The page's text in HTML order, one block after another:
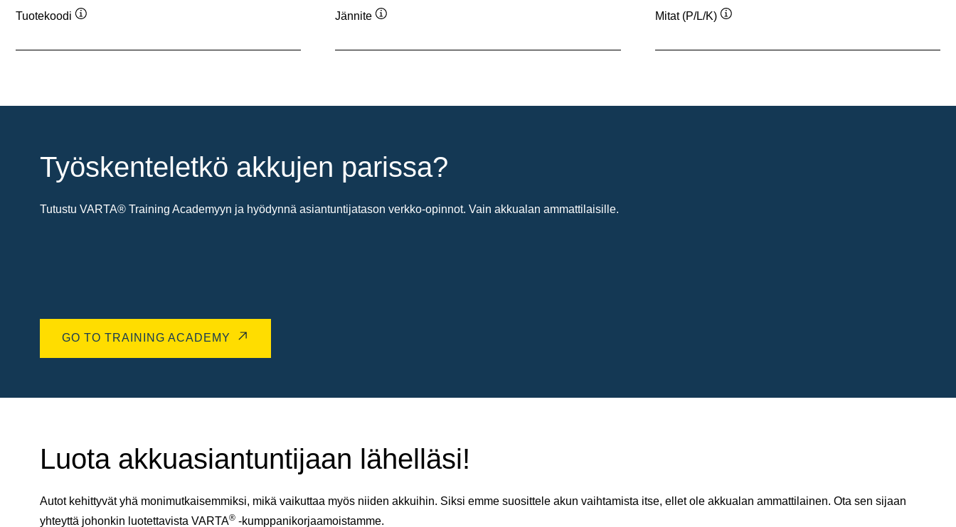
Tuotekoodi
Jännite
Mitat (P/L/K)
Työskenteletkö akkujen parissa?
Tutustu VARTA® Training Academyyn ja hyödynnä asiantuntijatason verkko-opinnot. Vain akkualan ammattilaisille.
GO TO TRAINING ACADEMY
Luota akkuasiantuntijaan lähelläsi!
Autot kehittyvät yhä monimutkaisemmiksi, mikä vaikuttaa myös niiden akkuihin. Siksi emme suosittele akun vaihtamista itse, ellet ole akkualan ammattilainen. Ota sen sijaan
yhteyttä johonkin luotettavista VARTA® -kumppanikorjaamoistamme.